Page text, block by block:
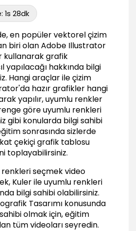
1s 28dk
en popüler vektorel çizim
biri olan Adobe Illustrator
kullanarak grafik
yapılacağı hakkında bilgi
Hangi araçlar ile çizim
hazır grafikler hangi
yapılır, uyumlu renkler
göre uyumlu renkleri
gibi konularda bilgi sahibi
sonrasında sizlerde
çekiçi grafik tablosu
toplayabilirsiniz.
renkleri seçmek video
Kuler ile uyumlu renkleri
bilgi sahibi olabilirsiniz.
Tasarımı konusunda
olmak için, eğitim
tüm videoları seyredin.